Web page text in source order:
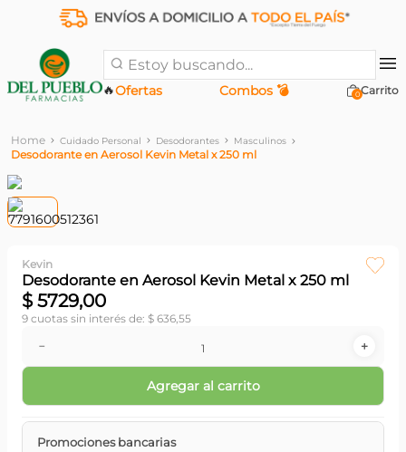
Estoy buscando...
Ofertas
🔥 Combos 💣 0
Cuidado Personal Desodorantes Masculinos
Desodorante en Aerosol Kevin Metal x 250 ml
Kevin
Desodorante en Aerosol Kevin Metal x 250 ml
$ 5729,00
9 cuotas sin interés de: $ 636,55
＋
－
Agregar al carrito
Promociones bancarias